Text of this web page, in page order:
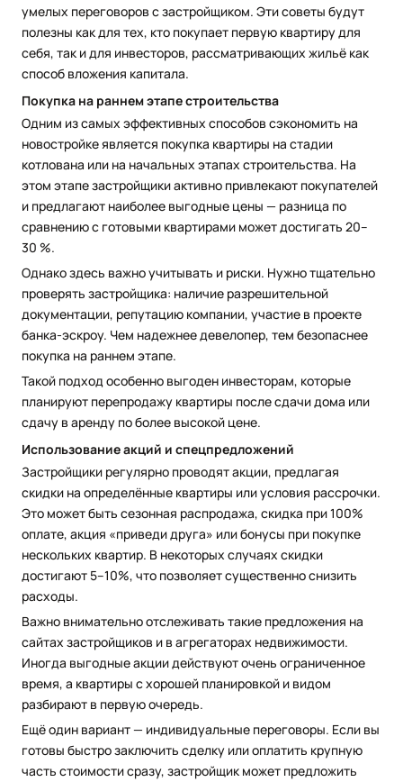
умелых переговоров с застройщиком. Эти советы будут
полезны как для тех, кто покупает первую квартиру для
себя, так и для инвесторов, рассматривающих жильё как
способ вложения капитала.
Покупка на раннем этапе строительства
Одним из самых эффективных способов сэкономить на
новостройке является покупка квартиры на стадии
котлована или на начальных этапах строительства. На
этом этапе застройщики активно привлекают покупателей
и предлагают наиболее выгодные цены — разница по
сравнению с готовыми квартирами может достигать 20–
30 %.
Однако здесь важно учитывать и риски. Нужно тщательно
проверять застройщика: наличие разрешительной
документации, репутацию компании, участие в проекте
банка-эскроу. Чем надежнее девелопер, тем безопаснее
покупка на раннем этапе.
Такой подход особенно выгоден инвесторам, которые
планируют перепродажу квартиры после сдачи дома или
сдачу в аренду по более высокой цене.
Использование акций и спецпредложений
Застройщики регулярно проводят акции, предлагая
скидки на определённые квартиры или условия рассрочки.
Это может быть сезонная распродажа, скидка при 100%
оплате, акция «приведи друга» или бонусы при покупке
нескольких квартир. В некоторых случаях скидки
достигают 5–10%, что позволяет существенно снизить
расходы.
Важно внимательно отслеживать такие предложения на
сайтах застройщиков и в агрегаторах недвижимости.
Иногда выгодные акции действуют очень ограниченное
время, а квартиры с хорошей планировкой и видом
разбирают в первую очередь.
Ещё один вариант — индивидуальные переговоры. Если вы
готовы быстро заключить сделку или оплатить крупную
часть стоимости сразу, застройщик может предложить